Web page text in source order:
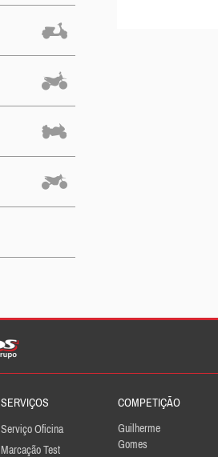
SERVIÇOS
Serviço Oficina
Marcação Test
COMPETIÇÃO
Guilherme
Gomes